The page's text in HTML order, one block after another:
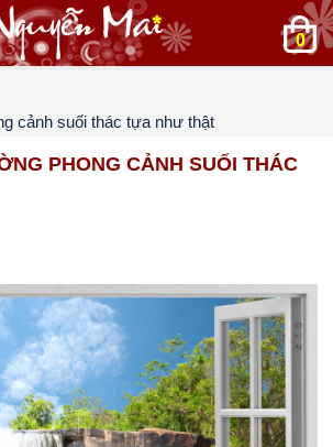
0
cảnh suối thác tựa như thật
PHONG CẢNH SUỐI THÁC